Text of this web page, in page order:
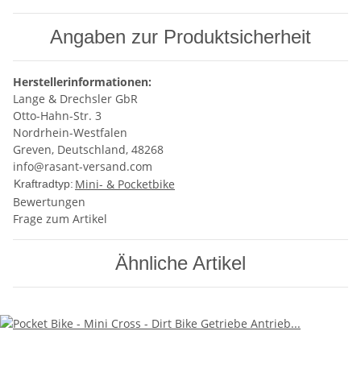
Angaben zur Produktsicherheit
Herstellerinformationen:
Lange & Drechsler GbR
Otto-Hahn-Str. 3
Nordrhein-Westfalen
Greven, Deutschland, 48268
info@rasant-versand.com
Kraftradtyp: Mini- & Pocketbike
Bewertungen
Frage zum Artikel
Ähnliche Artikel